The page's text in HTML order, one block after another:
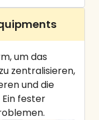
um das
zentralisieren,
und die
fester